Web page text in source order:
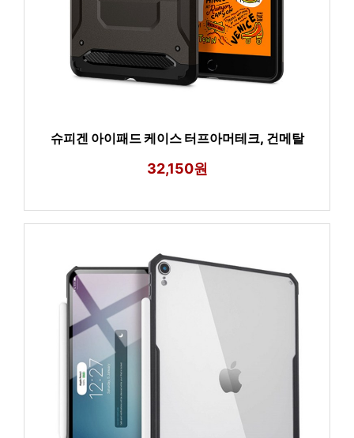
슈피겐 아이패드 케이스 터프아머테크, 건메탈
32,150원